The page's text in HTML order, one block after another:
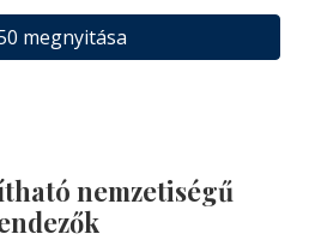
megnyitása
nemzetiségű